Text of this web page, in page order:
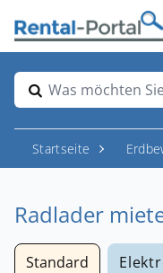
Was möchten
Startseite
Radlader
Standard